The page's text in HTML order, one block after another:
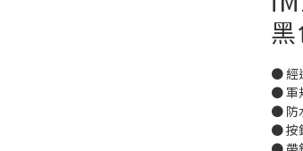
● 經
● 軍
● 防
● 按